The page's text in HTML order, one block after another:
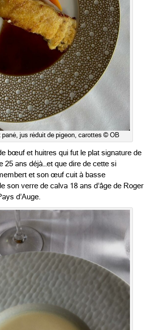
pané, jus réduit de pigeon, carottes © OB
bœuf et huitres qui fut le plat signature de
25 ans déjà…et que dire de cette si
et son œuf cuit à basse
son verre de calva 18 ans d’âge de Roger
d’Auge.